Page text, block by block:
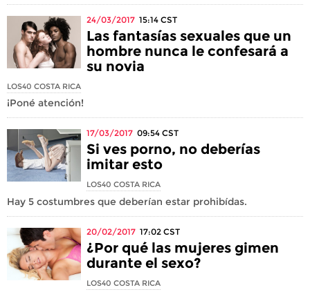
24/03/2017 15:14 CST
Las fantasías sexuales que un
hombre nunca le confesará a
su novia
LOS40 COSTA RICA
¡Poné atención!
17/03/2017 09:54 CST
Si ves porno, no deberías
imitar esto
LOS40 COSTA RICA
Hay 5 costumbres que deberían estar prohibídas.
20/02/2017 17:02 CST
¿Por qué las mujeres gimen
durante el sexo?
LOS40 COSTA RICA